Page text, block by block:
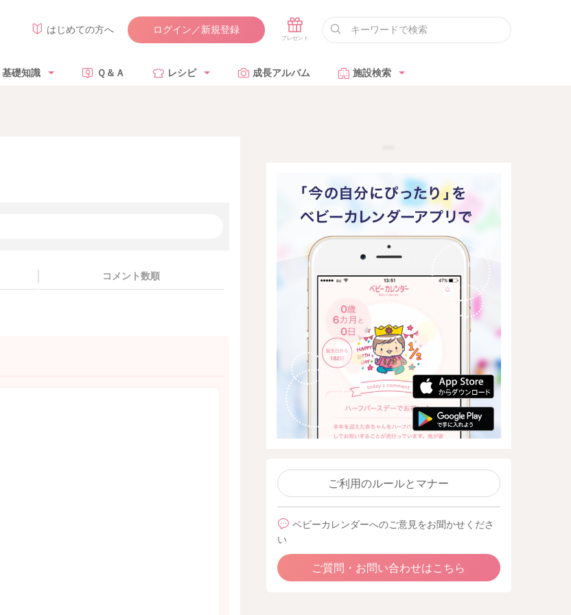
はじめての方へ ログイン／新規登録
基礎知識 Ｑ＆Ａ レシピ 成長アルバム 施設検索
コメント数順
ご利用のルールとマナー
ベビーカレンダーへのご意見をお聞かせくださ
い
ご質問・お問い合わせはこちら